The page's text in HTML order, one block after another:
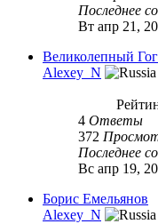
Последнее
Вт апр 21,
Великолепный
Alexey_N
4 Ответы
372
Последнее
Вс апр 19,
Борис Емельянов
Alexey_N